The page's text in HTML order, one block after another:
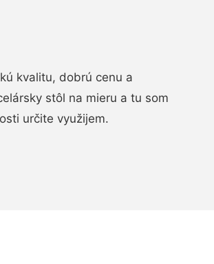
kvalitu, dobrú cenu a
stôl na mieru a tu som
určite využijem.